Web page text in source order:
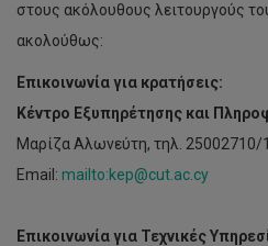
στους ακόλουθους λειτουργούς
ακολούθως:
Επικοινωνία για κρατήσεις:
Κέντρο Εξυπηρέτησης και
Μαρίζα Αλωνεύτη, τηλ. 25002710/
Email: mailto:kep@cut.ac.cy
Επικοινωνία για Τεχνικές